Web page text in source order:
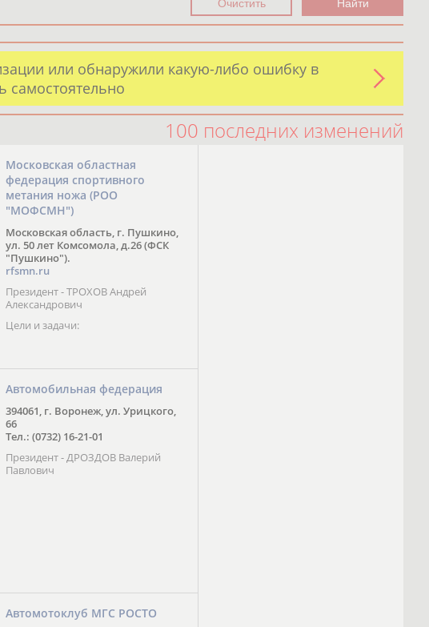
или обнаружили какую-либо ошибку в
самостоятельно
100 последних изменений
Московская областная
федерация спортивного
метания ножа (РОО
"МОФСМН")
Московская область, г. Пушкино,
ул. 50 лет Комсомола, д.26 (ФСК
"Пушкино").
rfsmn.ru
Президент - ТРОХОВ Андрей
Александрович
Цели и задачи:
Автомобильная федерация
394061, г. Воронеж, ул. Урицкого,
66
Тел.: (0732) 16-21-01
Президент - ДРОЗДОВ Валерий
Павлович
Автомотоклуб МГС РОСТО